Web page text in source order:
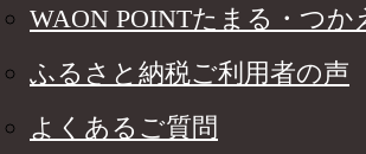
WAON POINTたまる・つか
ふるさと納税ご利用者の声
よくあるご質問